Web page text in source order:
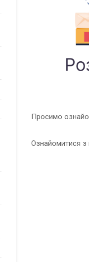
Просимо
Ознайомитися з